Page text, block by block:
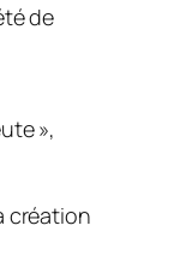
de
»,
création